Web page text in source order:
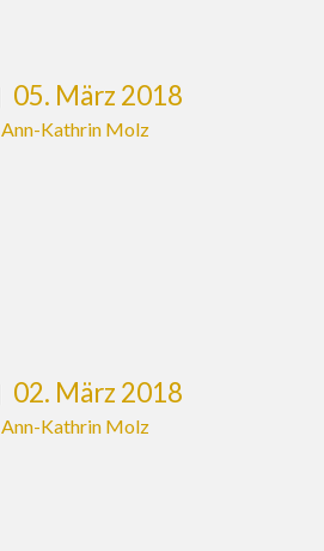
05. März 2018
Ann-Kathrin Molz
02. März 2018
Ann-Kathrin Molz